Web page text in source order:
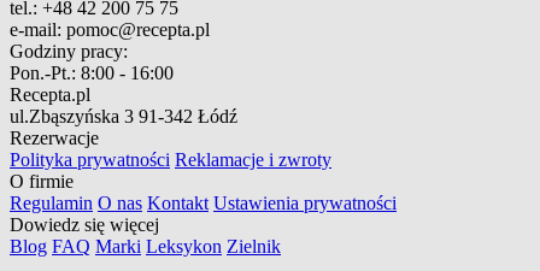
tel.: +48 42 200 75 75
e-mail: pomoc@recepta.pl
Godziny pracy:
Pon.-Pt.: 8:00 - 16:00
Recepta.pl
ul.Zbąszyńska 3 91-342 Łódź
Rezerwacje
Polityka prywatności Reklamacje i zwroty
O firmie
Regulamin O nas Kontakt Ustawienia prywatności
Dowiedz się więcej
Blog FAQ Marki Leksykon Zielnik